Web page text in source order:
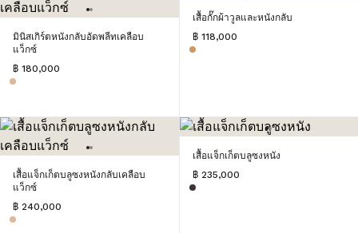
มินิสเกิร์ตหนังกลับอัดพลีทเคลือบ
แว็กซ์
฿ 180,000
เสื้อกั๊กผ้าวูลและหนังกลับ
฿ 118,000
เสื้อแจ็กเก็ตบลูซงหนังกลับเคลือบ
แว็กซ์
฿ 240,000
เสื้อแจ็กเก็ตบลูซงหนัง
฿ 235,000